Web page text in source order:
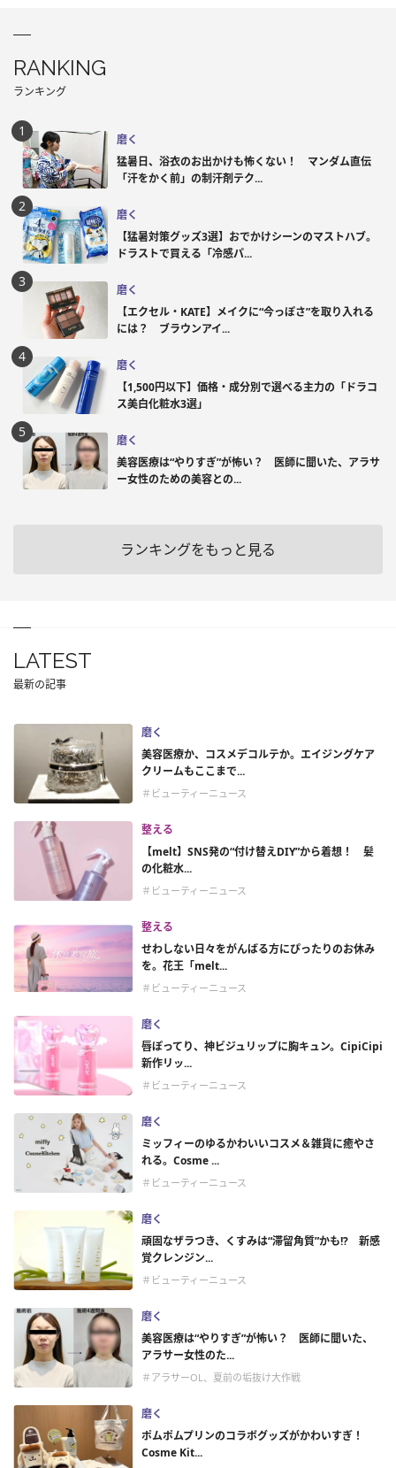
RANKING
ランキング
磨く
猛暑日、浴衣のお出かけも怖くない！ マンダム直伝
「汗をかく前」の制汗剤テク...
磨く
【猛暑対策グッズ3選】おでかけシーンのマストハブ。
ドラストで買える「冷感パ...
磨く
【エクセル・KATE】メイクに“今っぽさ”を取り入れる
には？ ブラウンアイ...
磨く
【1,500円以下】価格・成分別で選べる主力の「ドラコ
ス美白化粧水3選」
磨く
美容医療は“やりすぎ”が怖い？ 医師に聞いた、アラサ
ー女性のための美容との...
ランキングをもっと見る
LATEST
最新の記事
磨く
美容医療か、コスメデコルテか。エイジングケア
クリームもここまで...
＃ビューティーニュース
整える
【melt】SNS発の“付け替えDIY”から着想！ 髪
の化粧水...
＃ビューティーニュース
整える
せわしない日々をがんばる方にぴったりのお休み
を。花王「melt...
＃ビューティーニュース
磨く
唇ぽってり、神ビジュリップに胸キュン。CipiCipi
新作リッ...
＃ビューティーニュース
磨く
ミッフィーのゆるかわいいコスメ＆雑貨に癒やさ
れる。Cosme ...
＃ビューティーニュース
磨く
頑固なザラつき、くすみは“滞留角質”かも!? 新感
覚クレンジン...
＃ビューティーニュース
磨く
美容医療は“やりすぎ”が怖い？ 医師に聞いた、
アラサー女性のた...
＃アラサーOL、夏前の垢抜け大作戦
磨く
ポムポムプリンのコラボグッズがかわいすぎ！
Cosme Kit...